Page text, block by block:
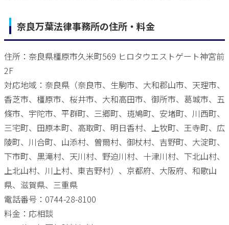
奈良万葉法律事務所の住所・料金
住所：奈良県橿原市久米町569 ヒロタウエストゲート神宮前
2F
対応地域：奈良県（奈良市、生駒市、大和郡山市、天理市、
香芝市、橿原市、桜井市、大和高田市、御所市、葛城市、五
條市、宇陀市、平群町、三郷町、斑鳩町、安堵町、川西町、
三宅町、田原本町、高取町、明日香村、上牧町、王寺町、広
陵町、川合町、山添村、曽爾村、御杖村、吉野町、大淀町、
下市町、黒滝村、天川村、野迫川村、十津川村、下北山村、
上北山村、川上村、東吉野村）、京都府、大阪府、和歌山
県、滋賀県、三重県
電話番号：0744-28-8100
料金：応相談